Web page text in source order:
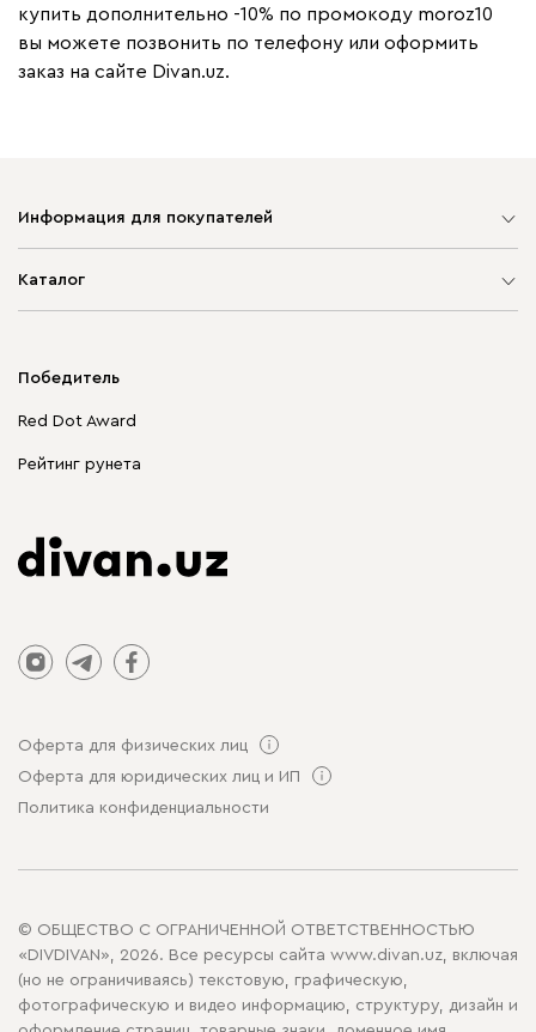
купить дополнительно -10% по промокоду moroz10
вы можете позвонить по телефону или оформить
заказ на сайте Divan.uz.
Информация для покупателей
Каталог
Корпусная мебель
Столы и стулья
Победитель
Red Dot Award
Рейтинг рунета
Оферта для физических лиц
Оферта для юридических лиц и ИП
Политика конфиденциальности
© ОБЩЕСТВО С ОГРАНИЧЕННОЙ ОТВЕТСТВЕННОСТЬЮ
«DIVDIVAN», 2026. Все ресурсы сайта www.divan.uz, включая
(но не ограничиваясь) текстовую, графическую,
фотографическую и видео информацию, структуру, дизайн и